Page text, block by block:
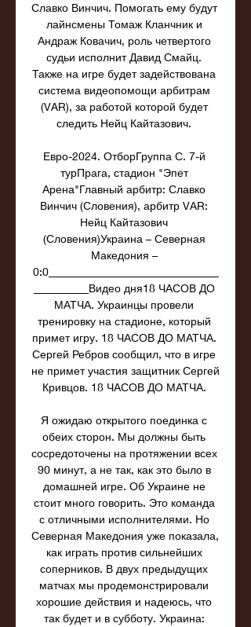
Славко Винчич. Помогать ему будут
лайнсмены Томаж Кланчник и
Андраж Ковачич, роль четвертого
судьи исполнит Давид Смайц.
Также на игре будет задействована
система видеопомощи арбитрам
(VAR), за работой которой будет
следить Нейц Кайтазович.
Евро-2024. ОтборГруппа С. 7-й
турПрага, стадион "Эпет
Арена"Главный арбитр: Славко
Винчич (Словения), арбитр VAR:
Нейц Кайтазович
(Словения)Украина – Северная
Македония –
0:0_______________________________
__________Видео дня18 ЧАСОВ ДО
МАТЧА. Украинцы провели
тренировку на стадионе, который
примет игру. 18 ЧАСОВ ДО МАТЧА.
Сергей Ребров сообщил, что в игре
не примет участия защитник Сергей
Кривцов. 18 ЧАСОВ ДО МАТЧА.
Я ожидаю открытого поединка с
обеих сторон. Мы должны быть
сосредоточены на протяжении всех
90 минут, а не так, как это было в
домашней игре. Об Украине не
стоит много говорить. Это команда
с отличными исполнителями. Но
Северная Македония уже показала,
как играть против сильнейших
соперников. В двух предыдущих
матчах мы продемонстрировали
хорошие действия и надеюсь, что
так будет и в субботу. Украина: